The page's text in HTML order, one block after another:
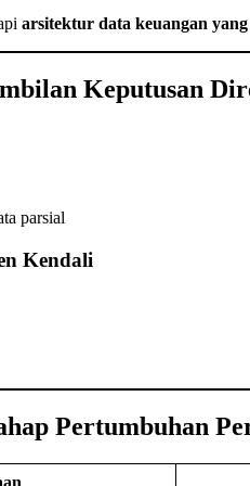
arsitektur data keuangan
Keputusan
parsial
Kendali
Pertumbuhan